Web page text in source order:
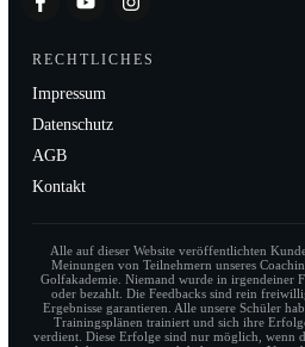
RECHTLICHES
Impressum
Datenschutz
AGB
Kontakt
Alle auf dieser Website veröffentlichten
Meinungen von Teilnehmern unseres
Golfakademie. Niemand wurde in irgendeiner
oder bezahlt. Die Feedbacks sind rein
Ergebnisse garantieren. Alle unsere Schüler
Trainingsplänen trainiert und sich ihre
verdient. Diese Erfolge sind nur möglich, wenn